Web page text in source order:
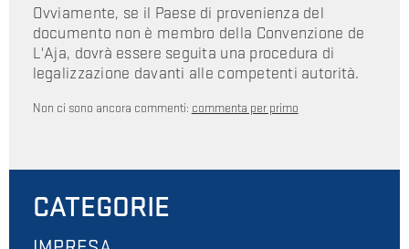
Ovviamente, se il Paese di provenienza del
documento non è membro della Convenzione de
L'Aja, dovrà essere seguita una procedura di
legalizzazione davanti alle competenti autorità.
Non ci sono ancora commenti: commenta per primo
CATEGORIE